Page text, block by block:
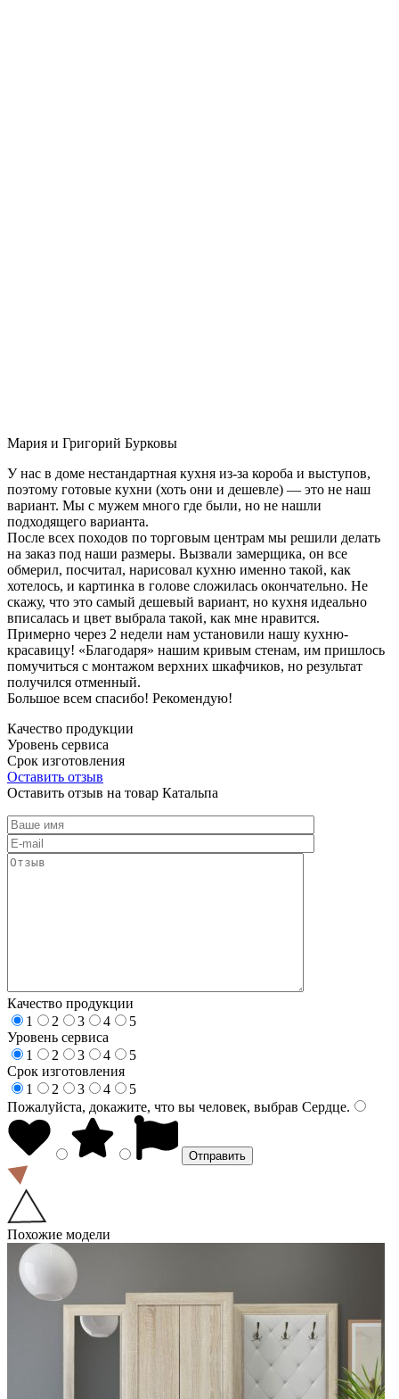
Мария и Григорий Бурковы
У нас в доме нестандартная кухня из-за короба и выступов,
поэтому готовые кухни (хоть они и дешевле) — это не наш
вариант. Мы с мужем много где были, но не нашли
подходящего варианта.
После всех походов по торговым центрам мы решили делать
на заказ под наши размеры. Вызвали замерщика, он все
обмерил, посчитал, нарисовал кухню именно такой, как
хотелось, и картинка в голове сложилась окончательно. Не
скажу, что это самый дешевый вариант, но кухня идеально
вписалась и цвет выбрала такой, как мне нравится.
Примерно через 2 недели нам установили нашу кухню-
красавицу! «Благодаря» нашим кривым стенам, им пришлось
помучиться с монтажом верхних шкафчиков, но результат
получился отменный.
Большое всем спасибо! Рекомендую!
Качество продукции
Уровень сервиса
Срок изготовления
Оставить отзыв
Оставить отзыв на товар Катальпа
Качество продукции
1
2 3 4
5
Уровень сервиса
1
2 3 4
5
Срок изготовления
1
2 3 4
5
Пожалуйста, докажите, что вы человек, выбрав Сердце.
Похожие модели